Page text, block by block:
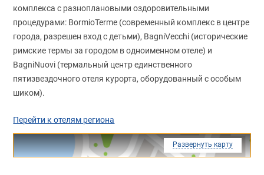
комплекса с разноплановыми оздоровительными
процедурами: BormioTerme (современный комплекс в центре
города, разрешен вход с детьми), BagniVеcchi (исторические
римские термы за городом в одноименном отеле) и
BagniNuovi (термальный центр единственного
пятизвездочного отеля курорта, оборудованный с особым
шиком).
Перейти к отелям региона
Развернуть карту